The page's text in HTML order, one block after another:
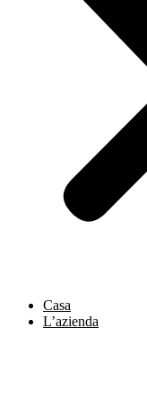
Casa
L’azienda